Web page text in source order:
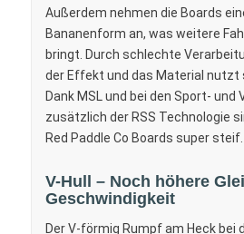
Außerdem nehmen die Boards
Bananenform an, was weitere
bringt. Durch schlechte
der Effekt und das Material nutzt
Dank MSL und bei den Sport- und
zusätzlich der RSS Technologie
Red Paddle Co Boards super steif.
V-Hull – Noch höhere
Geschwindigkeit
Der V-förmig Rumpf am Heck bei